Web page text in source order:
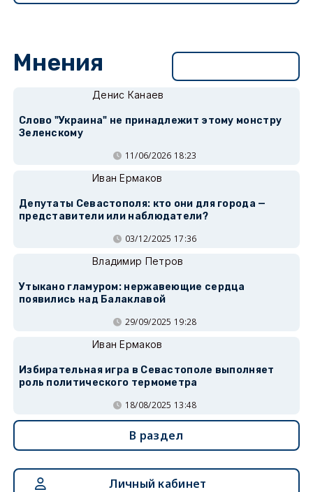
Мнения
Денис Канаев
Слово "Украина" не принадлежит этому монстру
Зеленскому
11/06/2026 18:23
Иван Ермаков
Депутаты Севастополя: кто они для города —
представители или наблюдатели?
03/12/2025 17:36
Владимир Петров
Утыкано гламуром: нержавеющие сердца
появились над Балаклавой
29/09/2025 19:28
Иван Ермаков
Избирательная игра в Севастополе выполняет
роль политического термометра
18/08/2025 13:48
В раздел
Личный кабинет